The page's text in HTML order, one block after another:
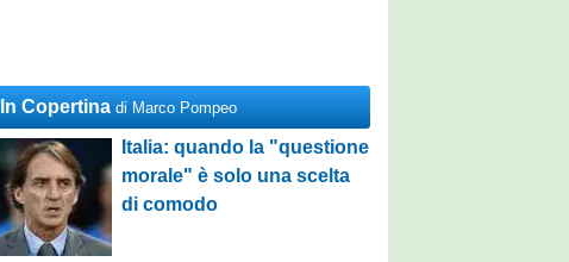
In Copertina di Marco Pompeo
Italia: quando la "questione
morale" è solo una scelta
di comodo